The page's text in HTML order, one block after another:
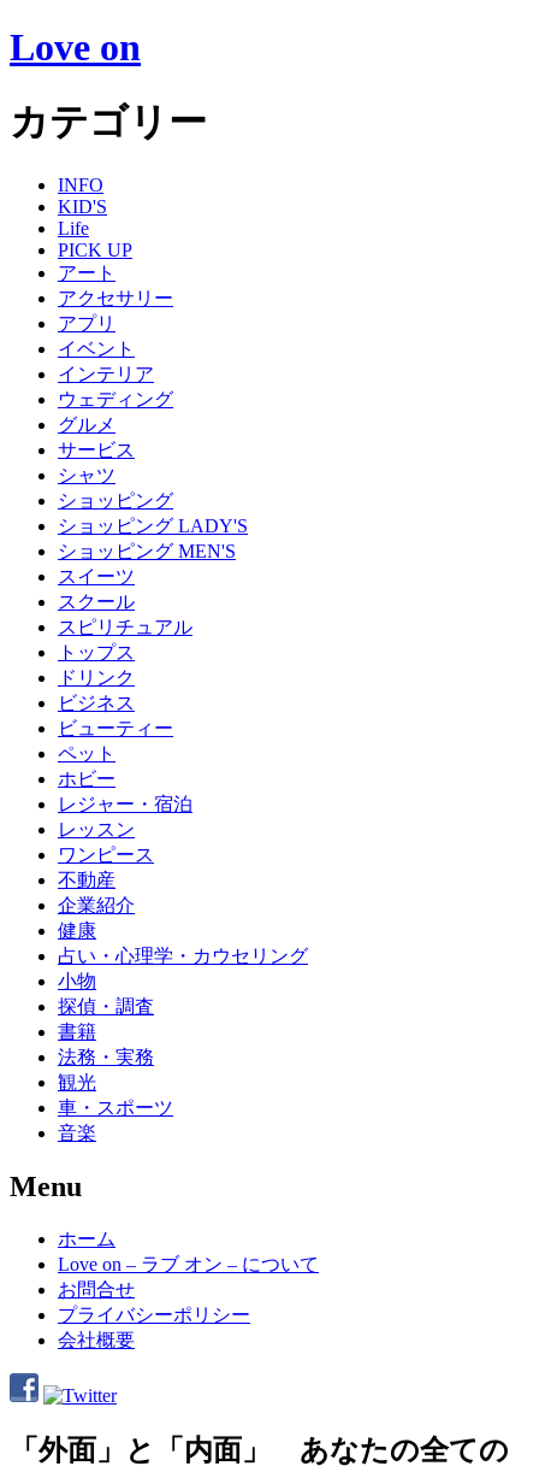
Love on
カテゴリー
INFO
KID'S
Life
PICK UP
アート
アクセサリー
アプリ
イベント
インテリア
ウェディング
グルメ
サービス
シャツ
ショッピング
ショッピング LADY'S
ショッピング MEN'S
スイーツ
スクール
スピリチュアル
トップス
ドリンク
ビジネス
ビューティー
ペット
ホビー
レジャー・宿泊
レッスン
ワンピース
不動産
企業紹介
健康
占い・心理学・カウセリング
小物
探偵・調査
書籍
法務・実務
観光
車・スポーツ
音楽
Menu
Skip
content
ホーム
Love on – ラブ オン – について
お問合せ
プライバシーポリシー
会社概要
「外面」と「内面」 あなたの全ての